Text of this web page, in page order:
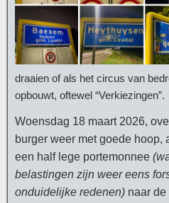
draaien of als het circus van
opbouwt, oftewel “Verkiezingen”.
Woensdag 18 maart 2026,
burger weer met goede hoop,
een half lege portemonnee
belastingen zijn weer eens
onduidelijke redenen) naar